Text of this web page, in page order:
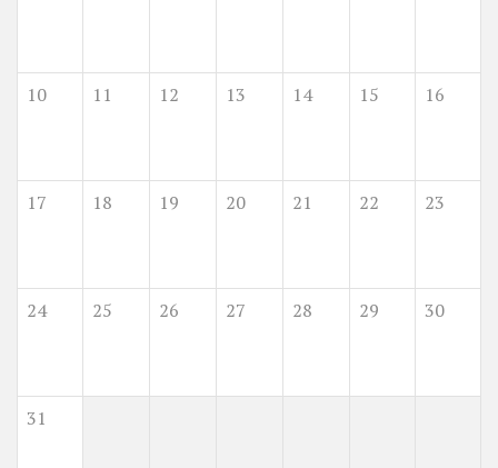
10 11 12 13 14 15 16
17 18 19 20 21 22 23
24 25 26 27 28 29 30
31